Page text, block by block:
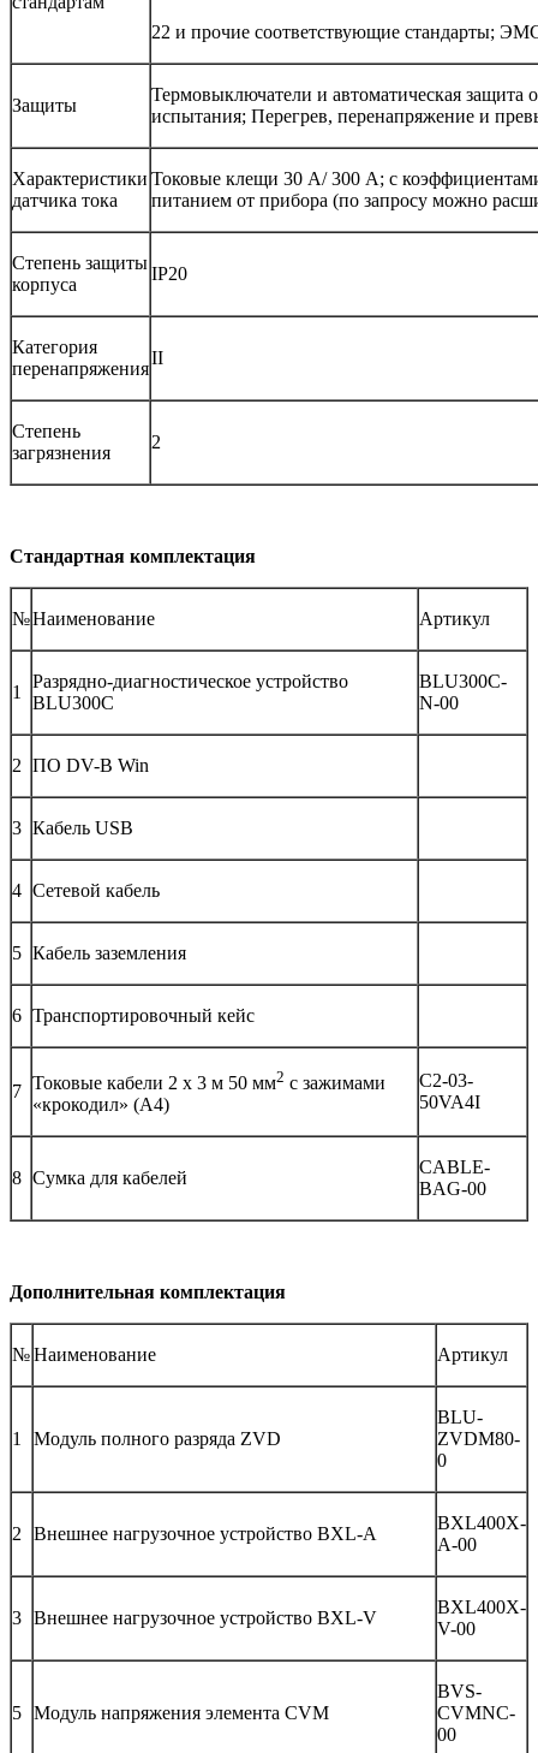
22 и прочие соответствующие стандарты;
Защиты
Термовыключатели и автоматическая защита
испытания; Перегрев, перенапряжение и
Характеристики
датчика тока
Токовые клещи 30 А/ 300 А; с
питанием от прибора (по запросу можно
Степень защиты
корпуса
IP20
Категория
перенапряжения
II
Степень
загрязнения
2
Стандартная комплектация
№Наименование Артикул
1
Разрядно-диагностическое устройство
BLU300C
BLU300C-
N-00
2 ПО DV-B Win
3 Кабель USB
4 Сетевой кабель
5 Кабель заземления
6 Транспортировочный кейс
7 Токовые кабели 2 х 3 м 50 мм2 с зажимами
«крокодил» (А4)
C2-03-
50VA4I
8 Сумка для кабелей
CABLE-
BAG-00
Дополнительная комплектация
№Наименование Артикул
1 Модуль полного разряда ZVD
BLU-
ZVDM80-
0
2 Внешнее нагрузочное устройство BXL-A
BXL400X-
A-00
3 Внешнее нагрузочное устройство BXL-V
BXL400X-
V-00
5 Модуль напряжения элемента CVM
BVS-
CVMNC-
00